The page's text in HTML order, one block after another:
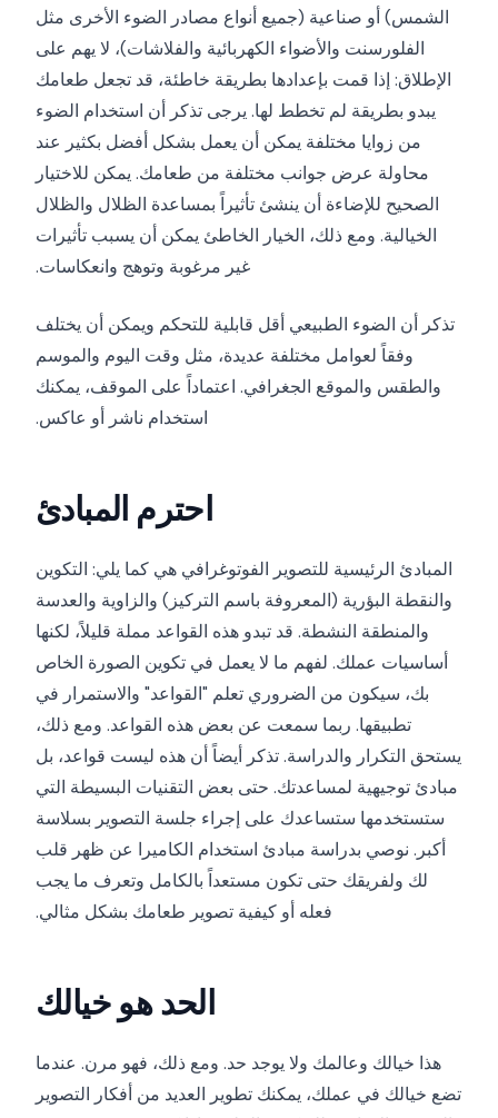
الشمس) أو صناعية (جميع أنواع مصادر الضوء الأخرى مثل
الفلورسنت والأضواء الكهربائية والفلاشات)، لا يهم على
الإطلاق: إذا قمت بإعدادها بطريقة خاطئة، قد تجعل طعامك
يبدو بطريقة لم تخطط لها. يرجى تذكر أن استخدام الضوء
من زوايا مختلفة يمكن أن يعمل بشكل أفضل بكثير عند
محاولة عرض جوانب مختلفة من طعامك. يمكن للاختيار
الصحيح للإضاءة أن ينشئ تأثيراً بمساعدة الظلال والظلال
الخيالية. ومع ذلك، الخيار الخاطئ يمكن أن يسبب تأثيرات
غير مرغوبة وتوهج وانعكاسات.
تذكر أن الضوء الطبيعي أقل قابلية للتحكم ويمكن أن يختلف
وفقاً لعوامل مختلفة عديدة، مثل وقت اليوم والموسم
والطقس والموقع الجغرافي. اعتماداً على الموقف، يمكنك
استخدام ناشر أو عاكس.
احترم المبادئ
المبادئ الرئيسية للتصوير الفوتوغرافي هي كما يلي: التكوين
والنقطة البؤرية (المعروفة باسم التركيز) والزاوية والعدسة
والمنطقة النشطة. قد تبدو هذه القواعد مملة قليلاً، لكنها
أساسيات عملك. لفهم ما لا يعمل في تكوين الصورة الخاص
بك، سيكون من الضروري تعلم "القواعد" والاستمرار في
تطبيقها. ربما سمعت عن بعض هذه القواعد. ومع ذلك،
يستحق التكرار والدراسة. تذكر أيضاً أن هذه ليست قواعد، بل
مبادئ توجيهية لمساعدتك. حتى بعض التقنيات البسيطة التي
ستستخدمها ستساعدك على إجراء جلسة التصوير بسلاسة
أكبر. نوصي بدراسة مبادئ استخدام الكاميرا عن ظهر قلب
لك ولفريقك حتى تكون مستعداً بالكامل وتعرف ما يجب
فعله أو كيفية تصوير طعامك بشكل مثالي.
الحد هو خيالك
هذا خيالك وعالمك ولا يوجد حد. ومع ذلك، فهو مرن. عندما
تضع خيالك في عملك، يمكنك تطوير العديد من أفكار التصوير